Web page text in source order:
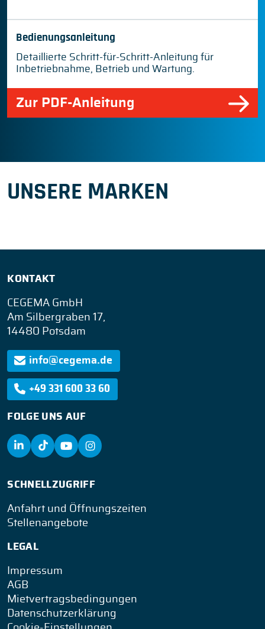
Bedienungsanleitung
Detaillierte Schritt-für-Schritt-Anleitung für
Inbetriebnahme, Betrieb und Wartung.
Zur PDF-Anleitung
UNSERE MARKEN
KONTAKT
CEGEMA GmbH
Am Silbergraben 17,
14480 Potsdam
info@cegema.de
+49 331 600 33 60
FOLGE UNS AUF
SCHNELLZUGRIFF
Anfahrt und Öffnungszeiten
Stellenangebote
LEGAL
Impressum
AGB
Mietvertragsbedingungen
Datenschutzerklärung